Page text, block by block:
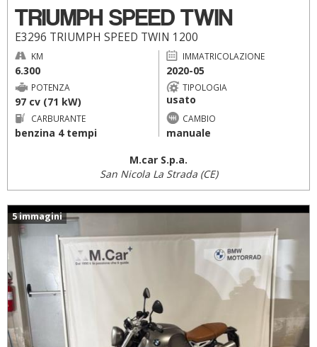
TRIUMPH SPEED TWIN
E3296 TRIUMPH SPEED TWIN 1200
KM
6.300
IMMATRICOLAZIONE
2020-05
POTENZA
97 cv (71 kW)
TIPOLOGIA
usato
CARBURANTE
benzina 4 tempi
CAMBIO
manuale
M.car S.p.a.
San Nicola La Strada (CE)
5 immagini